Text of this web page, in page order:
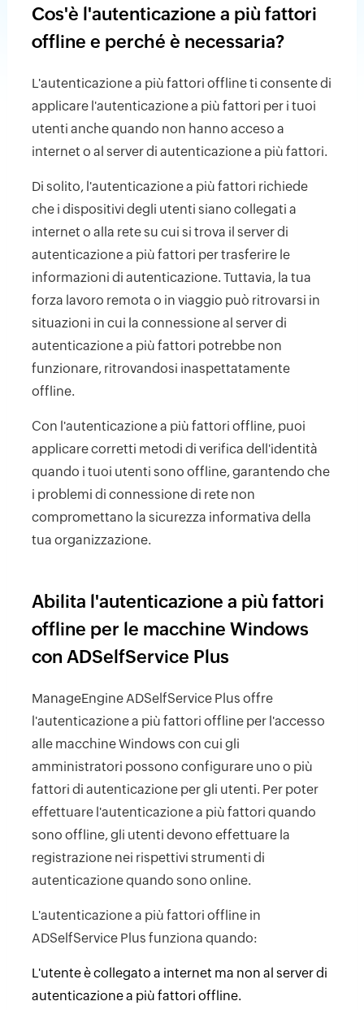
Cos'è l'autenticazione a più fattori
offline e perché è necessaria?
L'autenticazione a più fattori offline ti consente di
applicare l'autenticazione a più fattori per i tuoi
utenti anche quando non hanno acceso a
internet o al server di autenticazione a più fattori.
Di solito, l'autenticazione a più fattori richiede
che i dispositivi degli utenti siano collegati a
internet o alla rete su cui si trova il server di
autenticazione a più fattori per trasferire le
informazioni di autenticazione. Tuttavia, la tua
forza lavoro remota o in viaggio può ritrovarsi in
situazioni in cui la connessione al server di
autenticazione a più fattori potrebbe non
funzionare, ritrovandosi inaspettatamente
offline.
Con l'autenticazione a più fattori offline, puoi
applicare corretti metodi di verifica dell'identità
quando i tuoi utenti sono offline, garantendo che
i problemi di connessione di rete non
compromettano la sicurezza informativa della
tua organizzazione.
Abilita l'autenticazione a più fattori
offline per le macchine Windows
con ADSelfService Plus
ManageEngine ADSelfService Plus offre
l'autenticazione a più fattori offline per l'accesso
alle macchine Windows con cui gli
amministratori possono configurare uno o più
fattori di autenticazione per gli utenti. Per poter
effettuare l'autenticazione a più fattori quando
sono offline, gli utenti devono effettuare la
registrazione nei rispettivi strumenti di
autenticazione quando sono online.
L'autenticazione a più fattori offline in
ADSelfService Plus funziona quando:
L'utente è collegato a internet ma non al server di
autenticazione a più fattori offline.